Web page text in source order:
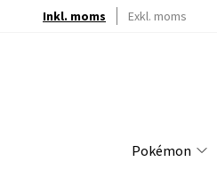
Inkl. moms Exkl. moms
Pokémon